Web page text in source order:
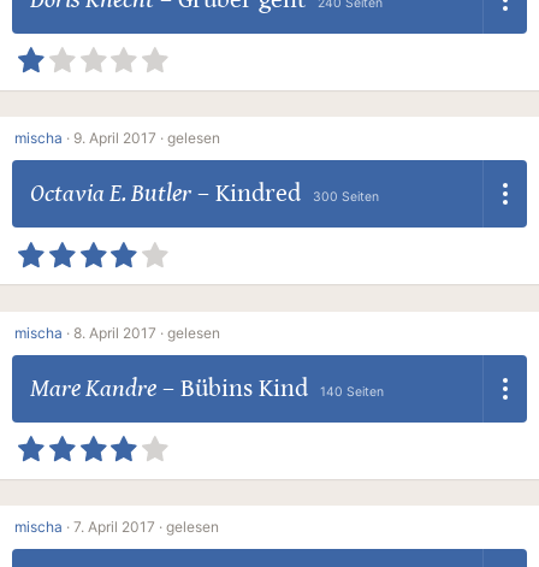
mischa · 9. April 2017 · gelesen
Octavia E. Butler– Kindred 300 Seiten
mischa · 8. April 2017 · gelesen
Mare Kandre– Bübins Kind 140 Seiten
mischa · 7. April 2017 · gelesen